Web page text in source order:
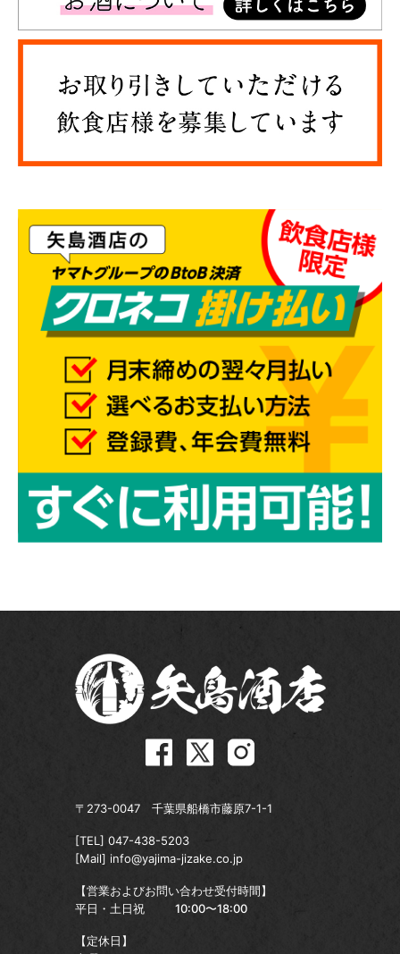
〒273-0047 千葉県船橋市藤原7-1-1
[TEL] 047-438-5203
[Mail] info@yajima-jizake.co.jp
【営業およびお問い合わせ受付時間】
平日・土日祝
10:00〜18:00
【定休日】